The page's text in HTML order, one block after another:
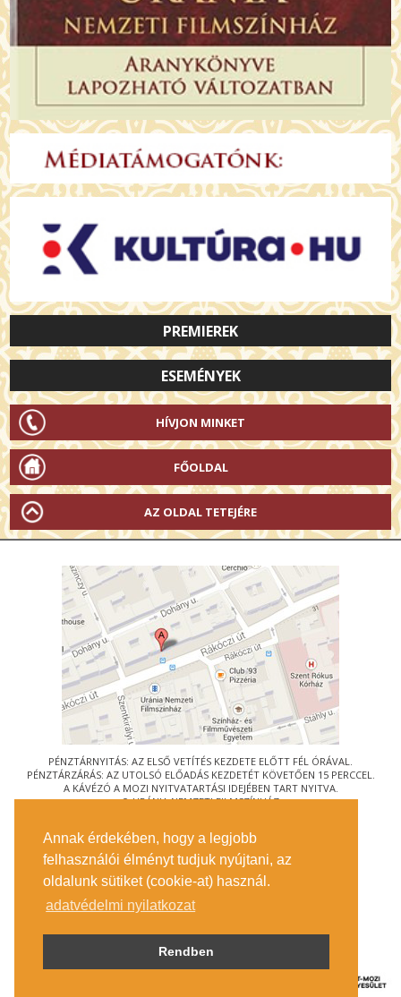
Annak érdekében, hogy a legjobb
felhasználói élményt tudjuk nyújtani, az
oldalunk sütiket (cookie-at) használ.
adatvédelmi nyilatkozat
Rendben
PREMIEREK
ESEMÉNYEK
HÍVJON MINKET
FŐOLDAL
AZ OLDAL TETEJÉRE
PÉNZTÁRNYITÁS: AZ ELSŐ VETÍTÉS KEZDETE ELŐTT FÉL ÓRÁVAL.
PÉNZTÁRZÁRÁS: AZ UTOLSÓ ELŐADÁS KEZDETÉT KÖVETŐEN 15 PERCCEL.
A KÁVÉZÓ A MOZI NYITVATARTÁSI IDEJÉBEN TART NYITVA.
© URÁNIA NEMZETI FILMSZÍNHÁZ
1088 BUDAPEST, RÁKÓCZI ÚT 21.
MEGKÖZELÍTÉS
JEGYINFORMÁCIÓ
ÍRJON NEKÜNK!
KÖZÉRDEKŰ ADATOK